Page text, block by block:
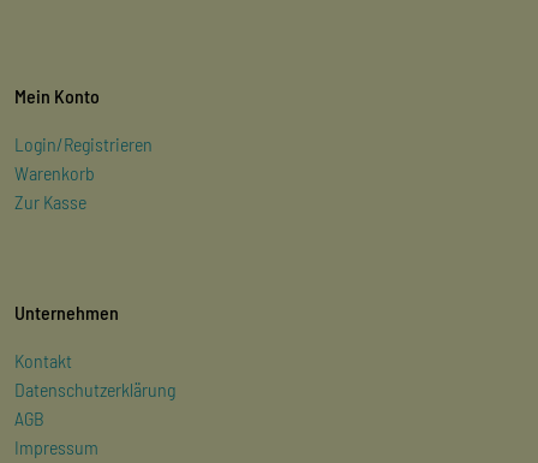
Mein Konto
Login/Registrieren
Warenkorb
Zur Kasse
Unternehmen
Kontakt
Datenschutzerklärung
AGB
Impressum